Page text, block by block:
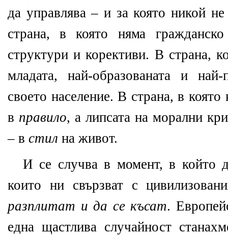
да управлява – и за която никой
страна, в която няма
структури и корективи. В страна,
младата, най-образованата и най-
своето население. В страна, в която
в правило, а липсата на морални
– в стил на живот.
И се случва в момент, в който
които ни свързват с
разплитат и да се късат.
една щастлива случайност